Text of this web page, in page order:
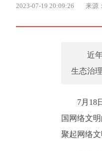
2023-07-19 20:09:26 来源
近
生态治
7月18
国网络文
聚起网络文